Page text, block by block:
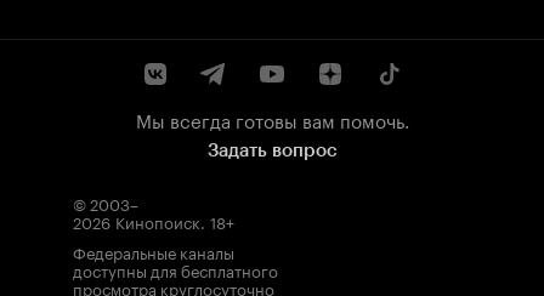
Мы всегда готовы вам помочь.
Задать вопрос
© 2003–
2026 Кинопоиск. 18+
Федеральные каналы
доступны для бесплатного
просмотра круглосуточно